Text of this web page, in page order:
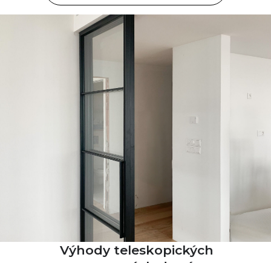
Výhody teleskopických
Požiadajte o cenovú